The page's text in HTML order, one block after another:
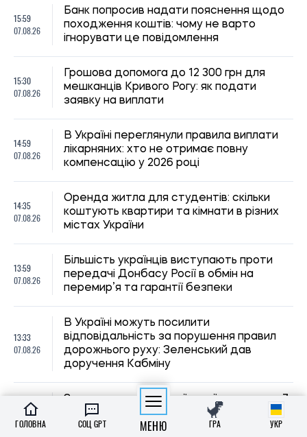
07.08.26
Більшість українців виступають проти
передачі Донбасу Росії в обмін на
перемир’я та гарантії безпеки
13:33
07.08.26
В Україні можуть посилити
відповідальність за порушення правил
дорожнього руху: Зеленський дав
доручення Кабміну
12:59
07.08.26
З початку року з України виїхало понад 7
мільйонів осіб: скільки повернулося
07.08.26
Вступ до магістратури у 2026 році:
терміни подання заяв та зарахування
11:59
році: як отримати виплату на соціально-
побутові потреби
ГОЛОВНА СОЦ GPT МЕНЮ ГРА УКР